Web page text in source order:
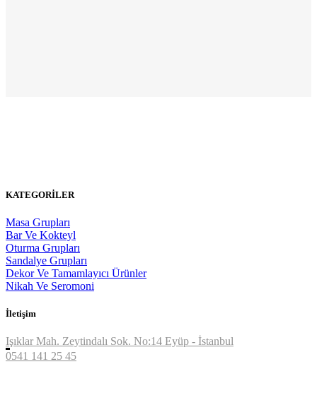
KATEGORİLER
Masa Grupları
Bar Ve Kokteyl
Oturma Grupları
Sandalye Grupları
Dekor Ve Tamamlayıcı Ürünler
Nikah Ve Seromoni
İletişim
Işıklar Mah. Zeytindalı Sok. No:14 Eyüp - İstanbul
0541 141 25 45